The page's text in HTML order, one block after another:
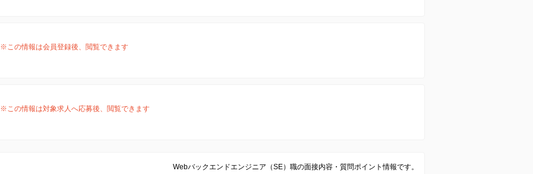
※この情報は会員登録後、閲覧できます
※この情報は対象求人へ応募後、閲覧できます
Webバックエンドエンジニア（SE）職の面接内容・質問ポイント情報です。